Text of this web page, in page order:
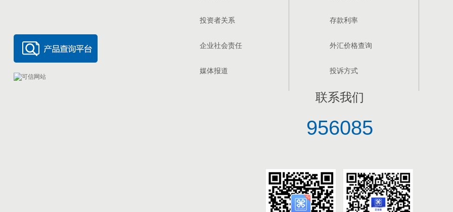
投资者关系
企业社会责任
媒体报道
存款利率
外汇价格查询
投诉方式
联系我们
956085